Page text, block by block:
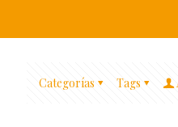
Categorías Tags